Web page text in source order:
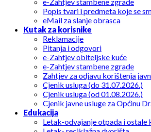
Popis tvari i predmeta koje se
eMail za slanje obrasca
Kutak za korisnike
Reklamacije
Pitanja i odgovori
e-Zahtjev obiteljske kuće
e-Zahtjev stambene zgrade
Zahtjev za odjavu korištenja
Cjenik usluga (do 31.07.2026.)
Cjenik usluga (od 01.08.2026.)
Cjenik javne usluge za Općinu
Edukacija
Letak-odvajanje otpada i ostale